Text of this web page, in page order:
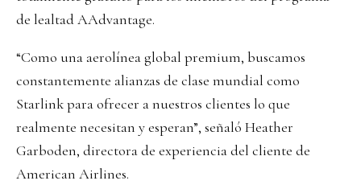
de lealtad AAdvantage.
“Como una aerolínea global premium, buscamos
constantemente alianzas de clase mundial como
Starlink para ofrecer a nuestros clientes lo que
realmente necesitan y esperan”, señaló Heather
Garboden, directora de experiencia del cliente de
American Airlines.